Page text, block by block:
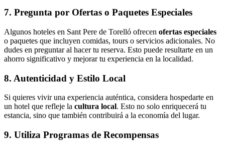
7. Pregunta por Ofertas o Paquetes Especiales
Algunos hoteles en Sant Pere de Torelló ofrecen ofertas especiales
o paquetes que incluyen comidas, tours o servicios adicionales. No
dudes en preguntar al hacer tu reserva. Esto puede resultarte en un
ahorro significativo y mejorar tu experiencia en la localidad.
8. Autenticidad y Estilo Local
Si quieres vivir una experiencia auténtica, considera hospedarte en
un hotel que refleje la cultura local. Esto no solo enriquecerá tu
estancia, sino que también contribuirá a la economía del lugar.
9. Utiliza Programas de Recompensas